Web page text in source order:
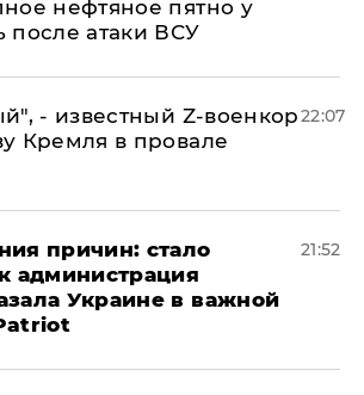
нефтяное пятно у
после атаки ВСУ
- известный Z-военкор
Кремля в провале
22:07
причин: стало
администрация
Украине в важной
21:52